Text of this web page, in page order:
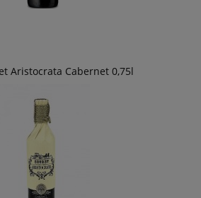
Aristocrata Cabernet 0,75l